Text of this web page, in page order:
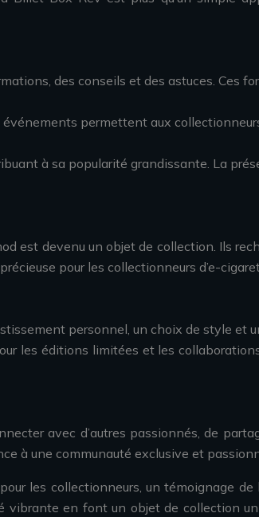
des conseils et des astuces. Ces
permettent aux
à sa popularité grandissante. La
est devenu un objet de collection. Ils
pour les collectionneurs d’e-
personnel, un choix de style et
les éditions limitées et les
avec d’autres passionnés, de
à une communauté exclusive et
les collectionneurs, un témoignage de
en font un objet de collection